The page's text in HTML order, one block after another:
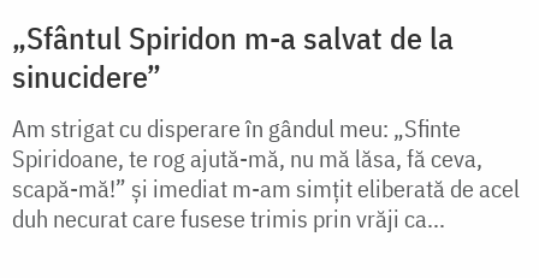
„Sfântul Spiridon m-a salvat de la
sinucidere”
Am strigat cu disperare în gândul meu: „Sfinte
Spiridoane, te rog ajută-mă, nu mă lăsa, fă ceva,
scapă-mă!” și imediat m-am simțit eliberată de acel
duh necurat care fusese trimis prin vrăji ca...